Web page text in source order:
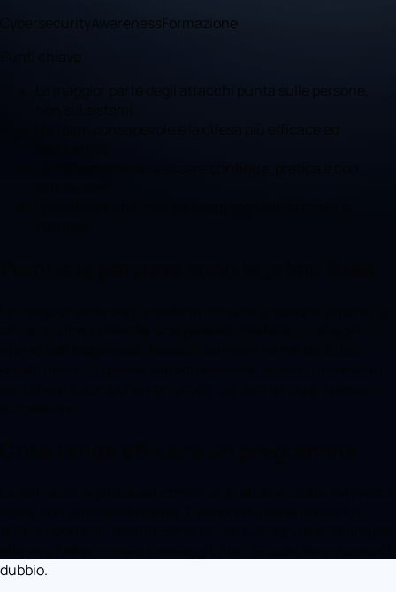
CybersecurityAwarenessFormazione
La maggior parte degli attacchi punta sulle persone,
dubbio.